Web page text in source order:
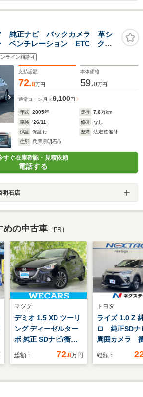
純正ナビ バックカメラ 革シ
ベンチレーション ETC クル
ーシート 17インチアルミ ウ
コーナーセンサー
ンライン相談可
支払総額
72.8万円
本体価格
59.0万円
通常ローン 月々9,100円
年式 2005年 走行 7.0万km
車検
'26/11 修復
なし
保証
保証付 整備
法定整備付
住所
兵庫県明石市
すぐ在庫確認・見積依頼
電話する
明石店
めの中古車 ［PR］
マツダ
デミオ 1.5 XD ツーリ
ング ディーゼルター
ボ 純正 SDナビ/衝突
安全装置/ドライブレ
LED/Bluetooth接
総額： 72.8万円
トヨタ
ライズ 1.0 Z
ロ 純正SD
周囲カメラ
軽減システ
ルトイン
総額：